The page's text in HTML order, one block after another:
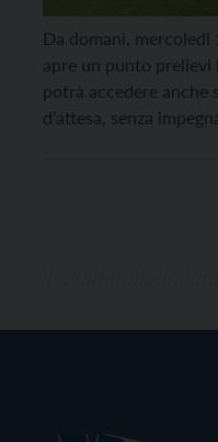
Da domani, mercoledì
apre un punto prelievi
potrà accedere anche
d’attesa, senza